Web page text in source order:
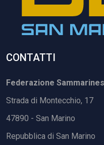
CONTATTI
Federazione
Strada di Montecchio, 17
47890 - San Marino
Repubblica di San Marino